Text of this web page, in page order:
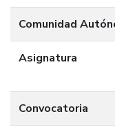
Comunidad
Asignatura
Convocatoria